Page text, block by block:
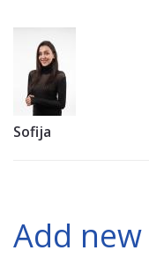
Sofija
Add